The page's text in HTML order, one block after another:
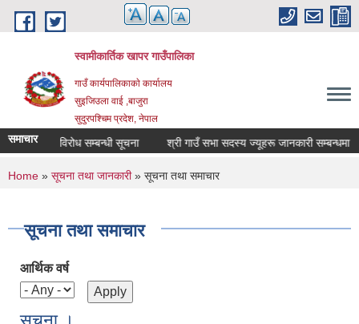
Skip to main content
स्वामीकार्तिक खापर गाउँपालिका
गाउँ कार्यपालिकाकाे कार्यालय
सुइजिउला वाई ,बाजुरा
सुदुरपश्चिम प्रदेश, नेपाल
समाचार
दावी विरोध सम्बन्धी सूचना श्री गाउँ सभा सदस्य ज्यूहरू जानकारी सम्बन्धमा
You are here
Home » सूचना तथा जानकारी» सूचना तथा समाचार
सूचना तथा समाचार
आर्थिक वर्ष